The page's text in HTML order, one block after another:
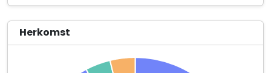
Excent Dental Nederland B.V.
Herkomst